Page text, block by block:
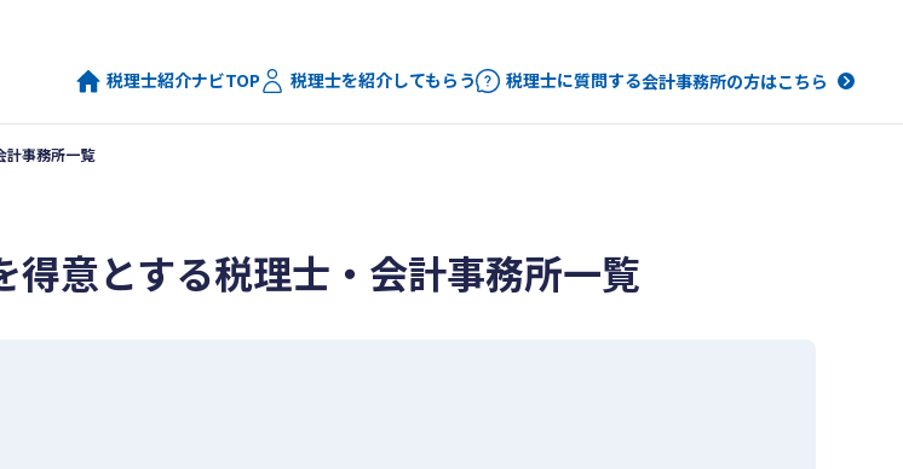
税理士紹介ナビTOP 税理士を紹介してもらう 税理士に質問する会計事務所の方はこちら
計事務所一覧
意とする税理士・会計事務所一覧